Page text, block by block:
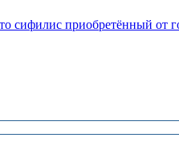
сифилис приобретённый